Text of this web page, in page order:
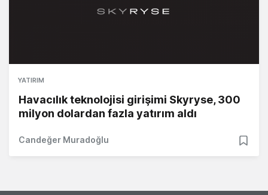
YATIRIM
Havacılık teknolojisi girişimi Skyryse, 300
milyon dolardan fazla yatırım aldı
Candeğer Muradoğlu